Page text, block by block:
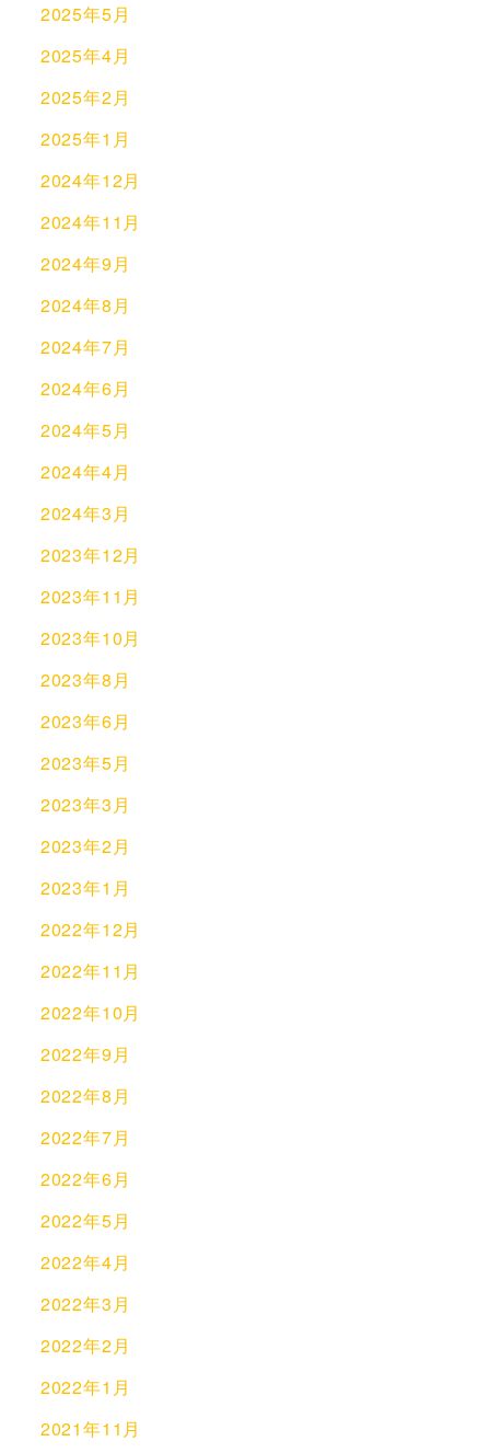
2025年5月
2025年4月
2025年2月
2025年1月
2024年12月
2024年11月
2024年9月
2024年8月
2024年7月
2024年6月
2024年5月
2024年4月
2024年3月
2023年12月
2023年11月
2023年10月
2023年8月
2023年6月
2023年5月
2023年3月
2023年2月
2023年1月
2022年12月
2022年11月
2022年10月
2022年9月
2022年8月
2022年7月
2022年6月
2022年5月
2022年4月
2022年3月
2022年2月
2022年1月
2021年11月